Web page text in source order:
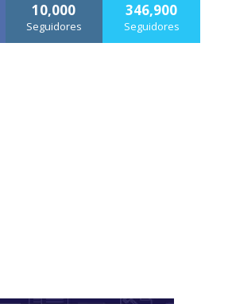
10,000
Seguidores
346,900
Seguidores